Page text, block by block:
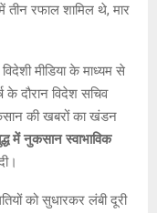
तीन रफाल शामिल थे, मार
मीडिया के माध्यम से
दौरान विदेश सचिव
की खबरों का खंडन
में नुकसान स्वाभाविक
को सुधारकर लंबी दूरी